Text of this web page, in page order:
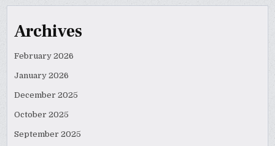
Archives
February 2026
January 2026
December 2025
October 2025
September 2025